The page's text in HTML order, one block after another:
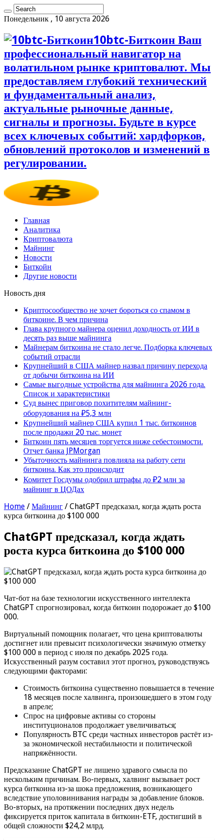
Понедельник , 10 августа 2026
10btc-Биткоин Ваш
профессиональный навигатор на
волатильном рынке криптовалют. Мы
предоставляем глубокий технический
и фундаментальный анализ,
актуальные рыночные данные,
сигналы и прогнозы. Будьте в курсе
всех ключевых событий: хардфорков,
обновлений протоколов и изменений в
регулировании.
Главная
Аналитика
Криптовалюта
Майнинг
Новости
Биткойн
Другие новости
Новость дня
Криптосообщество не хочет бороться со спамом в
биткоине. В чем причина
Глава крупного майнера оценил доходность от ИИ в
десять раз выше майнинга
Майнерам биткоина не стало легче. Подборка ключевых
событий отрасли
Крупнейший в США майнер назвал причину перехода
от добычи биткоина на ИИ
Самые выгодные устройства для майнинга 2026 года.
Список и характеристики
Суд вынес приговор похитителям майнинг-
оборудования на ₽5,3 млн
Крупнейший майнер США купил 1 тыс. биткоинов
после продажи 20 тыс. монет
Биткоин пять месяцев торгуется ниже себестоимости.
Отчет банка JPMorgan
Убыточность майнинга повлияла на работу сети
биткоина. Как это происходит
Комитет Госдумы одобрил штрафы до ₽2 млн за
майнинг в ЦОДах
Home / Майнинг / ChatGPT предсказал, когда ждать роста
курса биткоина до $100 000
ChatGPT предсказал, когда ждать
роста курса биткоина до $100 000
Чат-бот на базе технологии искусственного интеллекта
ChatGPT спрогнозировал, когда биткоин подорожает до $100
000.
Виртуальный помощник полагает, что цена криптовалюты
достигнет или превысит психологически значимую отметку
$100 000 в период с июля по декабрь 2025 года.
Искусственный разум составил этот прогноз, руководствуясь
следующими факторами:
Стоимость биткоина существенно повышается в течение
18 месяцев после халвинга, произошедшего в этом году
в апреле;
Спрос на цифровые активы со стороны
институционалов продолжает увеличиваться;
Популярность BTC среди частных инвесторов растёт из-
за экономической нестабильности и политической
напряжённости.
Предсказание ChatGPT не лишено здравого смысла по
нескольким причинам. Во-первых, халвинг вызывает рост
курса биткоина из-за шока предложения, возникающего
вследствие уполовинивания награды за добавление блоков.
Во-вторых, на протяжении последних двух недель
фиксируется приток капитала в биткоин-ETF, достигший в
общей сложности $24,2 млрд.